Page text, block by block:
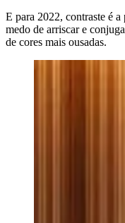
E para 2022, contraste é
medo de arriscar e
de cores mais ousadas.